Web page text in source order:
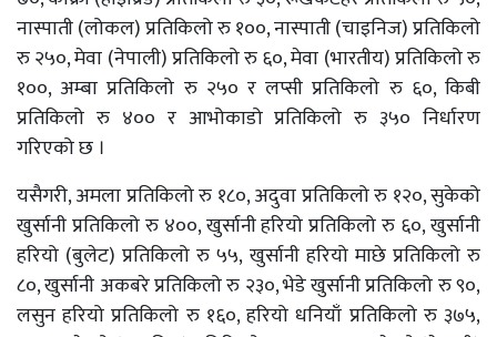
नास्पाती (लोकल) प्रतिकिलो रु १००, नास्पाती (चाइनिज) प्रतिकिलो
रु २५०, मेवा (नेपाली) प्रतिकिलो रु ६०, मेवा (भारतीय) प्रतिकिलो रु
१००, अम्बा प्रतिकिलो रु २५० र लप्सी प्रतिकिलो रु ६०, किबी
प्रतिकिलो रु ४०० र आभोकाडो प्रतिकिलो रु ३५० निर्धारण
गरिएको छ ।
यसैगरी, अमला प्रतिकिलो रु १८०, अदुवा प्रतिकिलो रु १२०, सुकेको
खुर्सानी प्रतिकिलो रु ४००, खुर्सानी हरियो प्रतिकिलो रु ६०, खुर्सानी
हरियो (बुलेट) प्रतिकिलो रु ५५, खुर्सानी हरियो माछे प्रतिकिलो रु
८०, खुर्सानी अकबरे प्रतिकिलो रु २३०, भेडे खुर्सानी प्रतिकिलो रु ९०,
लसुन हरियो प्रतिकिलो रु १६०, हरियो धनियाँ प्रतिकिलो रु ३७५,